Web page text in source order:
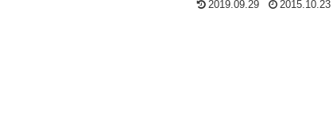
2019.09.29 2015.10.23